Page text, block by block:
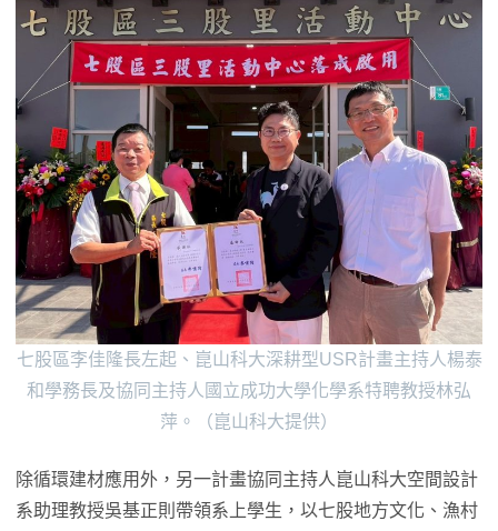
七股區李佳隆長左起、崑山科大深耕型USR計畫主持人楊泰
和學務長及協同主持人國立成功大學化學系特聘教授林弘
萍。（崑山科大提供）
除循環建材應用外，另一計畫協同主持人崑山科大空間設計
系助理教授吳基正則帶領系上學生，以七股地方文化、漁村